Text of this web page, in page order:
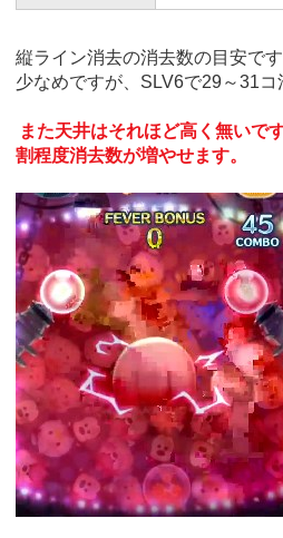
縦ライン消去の消去数の目安で
少なめですが、SLV6で29～31コ
また天井はそれほど高く無いで
割程度消去数が増やせます。